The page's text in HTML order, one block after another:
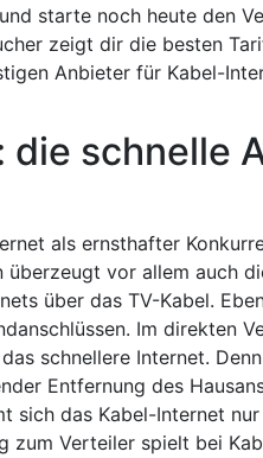
starte noch heute den
zeigt dir die besten
Anbieter für Kabel-
schnelle
als ernsthafter
überzeugt vor allem auch
über das TV-Kabel.
Im direkten
schnellere Internet.
Entfernung des
sich das Kabel-Internet
zum Verteiler spielt bei